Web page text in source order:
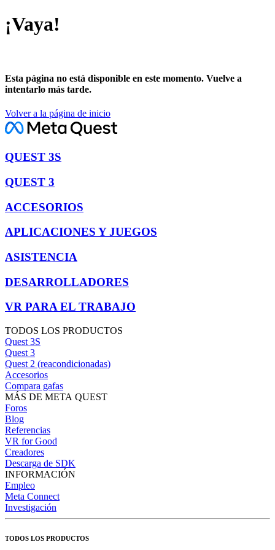
¡Vaya!
Esta página no está disponible en este momento. Vuelve a
intentarlo más tarde.
Volver a la página de inicio
QUEST 3S
QUEST 3
ACCESORIOS
APLICACIONES Y JUEGOS
ASISTENCIA
DESARROLLADORES
VR PARA EL TRABAJO
TODOS LOS PRODUCTOS
Quest 3S
Quest 3
Quest 2 (reacondicionadas)
Accesorios
Compara gafas
MÁS DE META QUEST
Foros
Blog
Referencias
VR for Good
Creadores
Descarga de SDK
INFORMACIÓN
Empleo
Meta Connect
Investigación
TODOS LOS PRODUCTOS